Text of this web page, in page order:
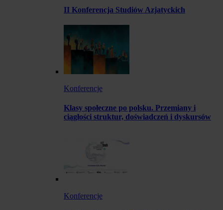
II Konferencja Studiów Azjatyckich
Konferencje
Klasy społeczne po polsku. Przemiany i
ciągłości struktur, doświadczeń i dyskursów
Konferencje